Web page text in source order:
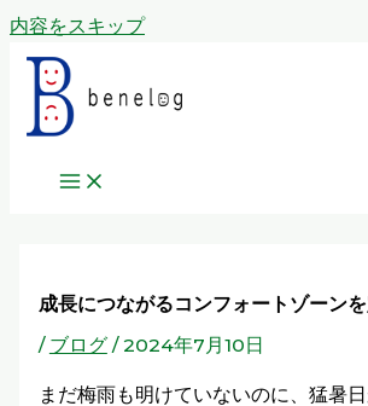
内容をスキップ
成長につながるコンフォートゾーン
/ ブログ/2024年7月10日
まだ梅雨も明けていないのに、猛暑